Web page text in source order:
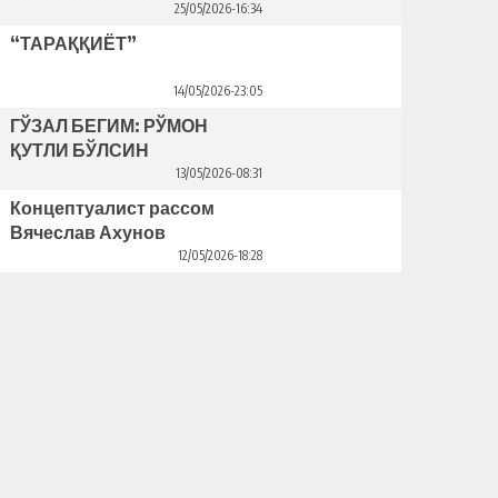
25/05/2026-16:34
“ТАРАҚҚИЁТ”
14/05/2026-23:05
ГЎЗАЛ БЕГИМ: РЎМОН
ҚУТЛИ БЎЛСИН
13/05/2026-08:31
Концептуалист рассом
Вячеслав Ахунов
Венецияда ўз кўргазмасини
12/05/2026-18:28